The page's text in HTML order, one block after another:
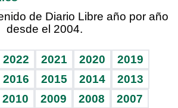
de Diario Libre año por año
desde el 2004.
2022 2021 2020
2019
2016 2015 2014
2013
2010 2009 2008
2007